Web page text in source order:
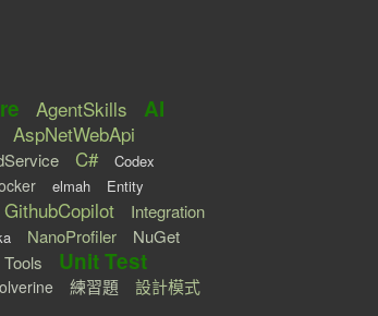
AgentSkills AI
AspNetWebApi
C# Codex
elmah
Entity
GithubCopilot
Integration
NanoProfiler NuGet
Tools Unit Test
練習題 設計模式